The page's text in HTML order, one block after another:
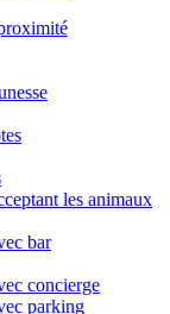
les animaux
bar
concierge
parking